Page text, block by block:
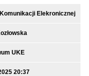
Elekronicznej
UKE
20:37